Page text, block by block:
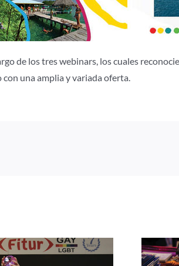
de los tres webinars, los cuales
una amplia y variada oferta.